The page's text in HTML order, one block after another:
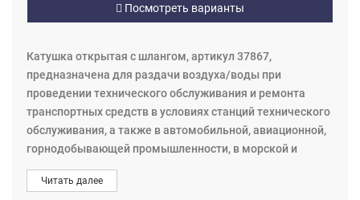
Посмотреть варианты
Катушка открытая с шлангом, артикул 37867,
предназначена для раздачи воздуха/воды при
проведении технического обслуживания и ремонта
транспортных средств в условиях станций технического
обслуживания, а также в автомобильной, авиационной,
горнодобывающей промышленности, в морской и
сельскохозяйственной отрасли. Эта катушка из серии
S10 (S10/S15). В этих катушках композитный барабан
Читать далее